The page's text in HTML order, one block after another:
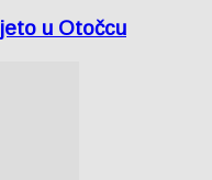
u Otočcu